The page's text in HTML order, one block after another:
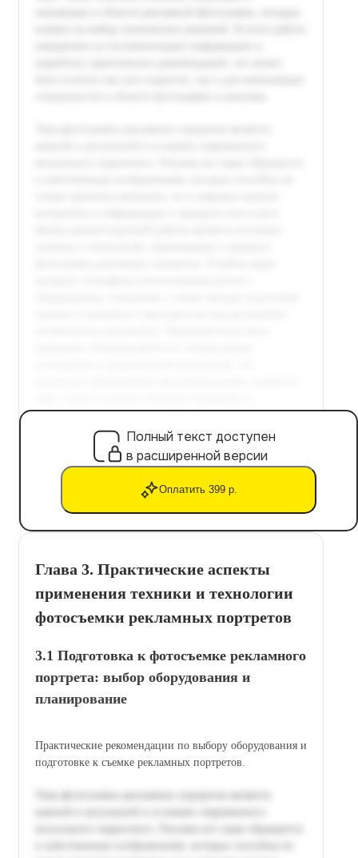
Полный текст доступен
в расширенной версии
Оплатить 399 р.
Глава 3. Практические аспекты
применения техники и технологии
фотосъемки рекламных портретов
3.1 Подготовка к фотосъемке рекламного
портрета: выбор оборудования и
планирование
Практические рекомендации по выбору оборудования и
подготовке к съемке рекламных портретов.